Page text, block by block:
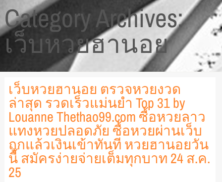
Category Archives:
เว็บหวยฮานอย
เว็บหวยฮานอย ตรวจหวยงวด
ล่าสุด รวดเร็วแม่นยำ Top 31 by
Louanne Thethao99.com ซื้อหวยลาว
แทงหวยปลอดภัย ซื้อหวยผ่านเว็บ
ถูกแล้วเงินเข้าทันที หวยฮานอยวัน
นี้ สมัครง่ายจ่ายเต็มทุกบาท 24 ส.ค.
25